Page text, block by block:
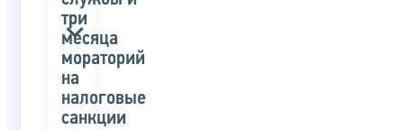
три
месяца
мораторий
на
налоговые
санкции